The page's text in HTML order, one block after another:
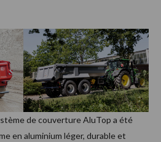
de couverture AluTop a été
en aluminium léger, durable et